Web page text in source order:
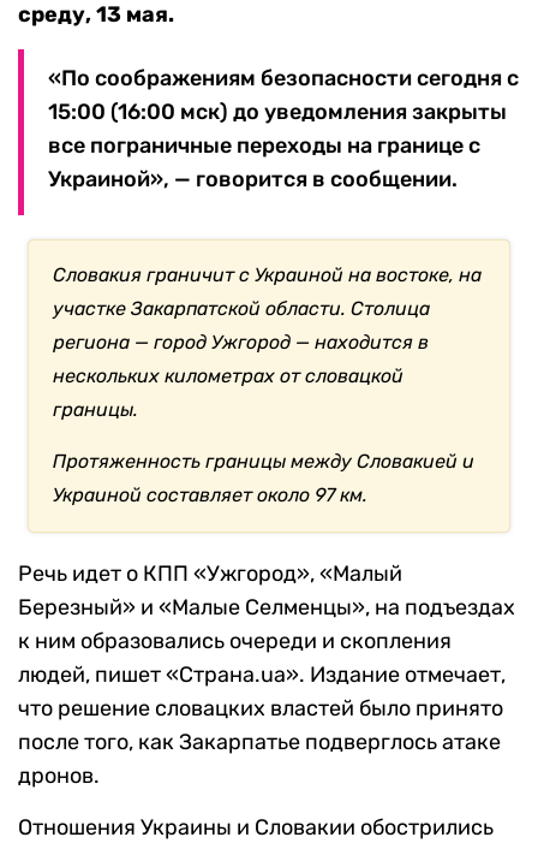
среду, 13 мая.
«По соображениям безопасности сегодня с
15:00 (16:00 мск) до уведомления закрыты
все пограничные переходы на границе с
Украиной», — говорится в сообщении.
Словакия граничит с Украиной на востоке, на
участке Закарпатской области. Столица
региона — город Ужгород — находится в
нескольких километрах от словацкой
границы.
Протяженность границы между Словакией и
Украиной составляет около 97 км.
Речь идет о КПП «Ужгород», «Малый
Березный» и «Малые Селменцы», на подъездах
к ним образовались очереди и скопления
людей, пишет «Страна.ua». Издание отмечает,
что решение словацких властей было принято
после того, как Закарпатье подверглось атаке
дронов.
Отношения Украины и Словакии обострились